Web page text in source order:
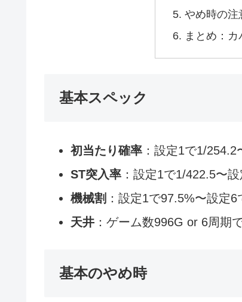
やめ時の注
まとめ：
基本スペック
初当たり確率 ：設定1で1/
ST突入率 ：設定1で1/422.5〜
機械割 ：設定1で97.5%〜設定6
天井 ：ゲーム数996G or 6周期
基本のやめ時